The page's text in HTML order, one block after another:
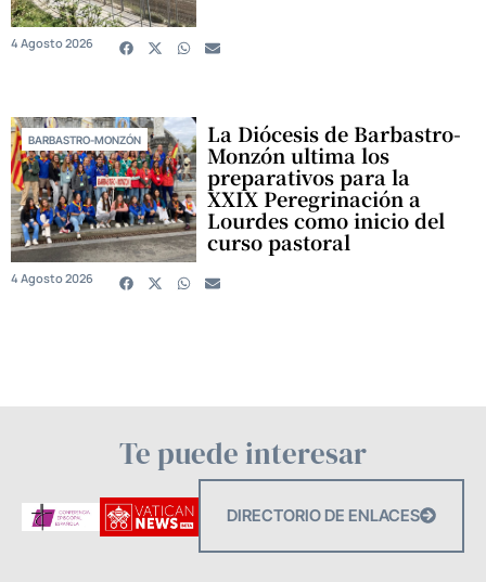
4 Agosto 2026
BARBASTRO-MONZÓN La Diócesis de Barbastro-
Monzón ultima los
preparativos para la
XXIX Peregrinación a
Lourdes como inicio del
curso pastoral
4 Agosto 2026
Te puede interesar
DIRECTORIO DE ENLACES